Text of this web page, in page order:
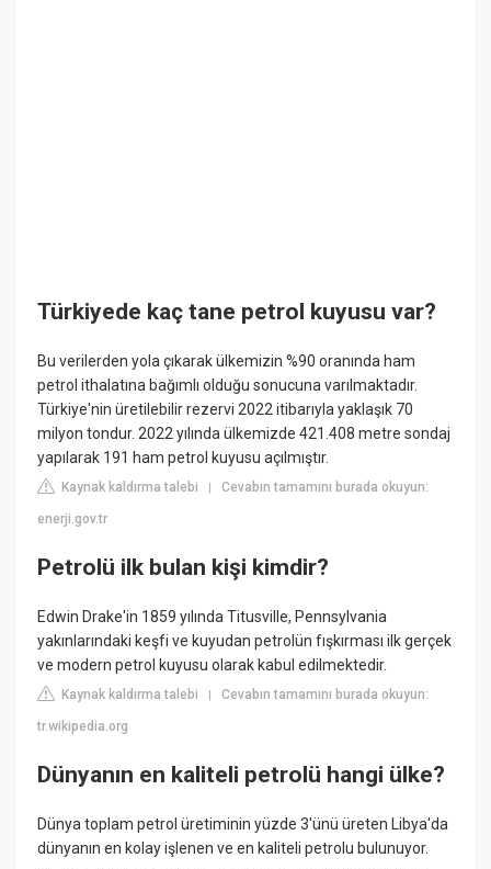
Türkiyede kaç tane petrol kuyusu var?
Bu verilerden yola çıkarak ülkemizin %90 oranında ham
petrol ithalatına bağımlı olduğu sonucuna varılmaktadır.
Türkiye'nin üretilebilir rezervi 2022 itibarıyla yaklaşık 70
milyon tondur. 2022 yılında ülkemizde 421.408 metre sondaj
yapılarak 191 ham petrol kuyusu açılmıştır.
Kaynak kaldırma talebi |Cevabın tamamını burada okuyun:
enerji.gov.tr
Petrolü ilk bulan kişi kimdir?
Edwin Drake'in 1859 yılında Titusville, Pennsylvania
yakınlarındaki keşfi ve kuyudan petrolün fışkırması ilk gerçek
ve modern petrol kuyusu olarak kabul edilmektedir.
Kaynak kaldırma talebi |Cevabın tamamını burada okuyun:
tr.wikipedia.org
Dünyanın en kaliteli petrolü hangi ülke?
Dünya toplam petrol üretiminin yüzde 3'ünü üreten Libya'da
dünyanın en kolay işlenen ve en kaliteli petrolu bulunuyor.